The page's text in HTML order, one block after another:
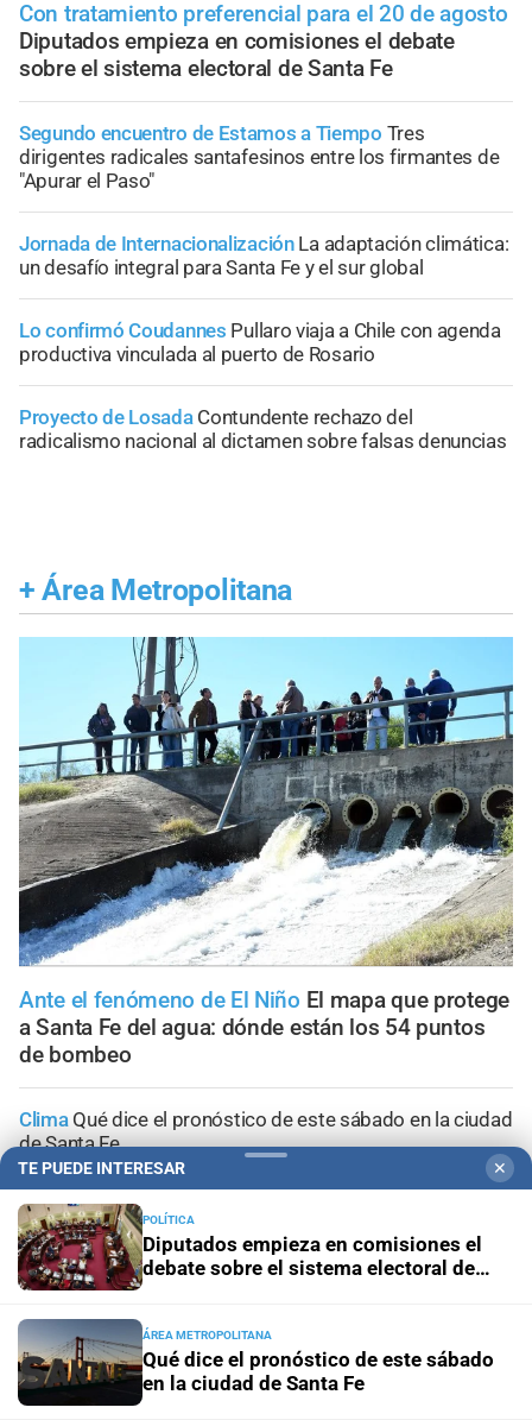
Con tratamiento preferencial para el 20 de agosto
Diputados empieza en comisiones el debate
sobre el sistema electoral de Santa Fe
Segundo encuentro de Estamos a Tiempo Tres
dirigentes radicales santafesinos entre los firmantes de
"Apurar el Paso"
Jornada de Internacionalización La adaptación climática:
un desafío integral para Santa Fe y el sur global
Lo confirmó Coudannes Pullaro viaja a Chile con agenda
productiva vinculada al puerto de Rosario
Proyecto de Losada Contundente rechazo del
radicalismo nacional al dictamen sobre falsas denuncias
+ Área Metropolitana
Ante el fenómeno de El Niño El mapa que protege
a Santa Fe del agua: dónde están los 54 puntos
de bombeo
Clima Qué dice el pronóstico de este sábado en la ciudad
de Santa Fe
Gestión de Riesgo
informativo que lanzó la ciudad de Santa Fe
En Santa FeTodo lo que tenés que saber antes de salir
de casa en Santa Fe este viernes 7 de agosto
Viernes 7 de agosto de 2026El tránsito en la provincia
de Santa Fe; la información minuto a minuto
TE PUEDE INTERESAR ✕
POLÍTICA
Diputados empieza en comisiones el
debate sobre el sistema electoral de
ÁREA METROPOLITANA
Qué dice el pronóstico de este sábado
en la ciudad de Santa Fe